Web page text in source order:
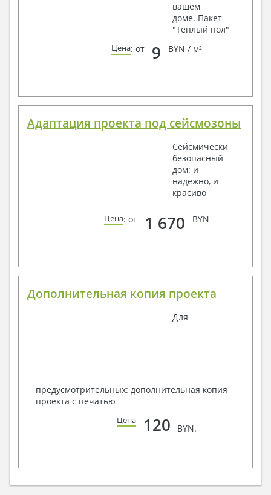
вашем
доме. Пакет
"Теплый пол"
Цена: от 9 BYN / м²
Адаптация проекта под сейсмозоны
Сейсмически
безопасный
дом: и
надежно, и
красиво
Цена: от 1 670 BYN
Дополнительная копия проекта
Для
предусмотрительных: дополнительная копия
проекта с печатью
Цена 120 BYN.